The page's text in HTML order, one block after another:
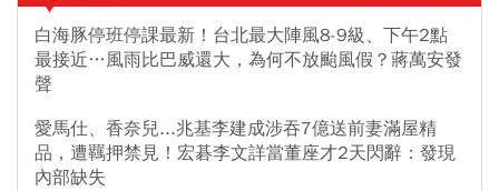
白海豚停班停課最新！台北最大陣風8-9級、下午2點
最接近…風雨比巴威還大，為何不放颱風假？蔣萬安發
聲
愛馬仕、香奈兒...兆基李建成涉吞7億送前妻滿屋精
品，遭羈押禁見！宏碁李文詳當董座才2天閃辭：發現
內部缺失